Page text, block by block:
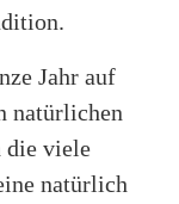
Jahr auf
natürlichen
die viele
natürlich